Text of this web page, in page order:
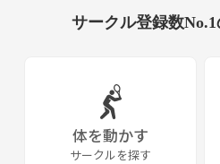
サークル登録数
体を動かす
サークルを探す